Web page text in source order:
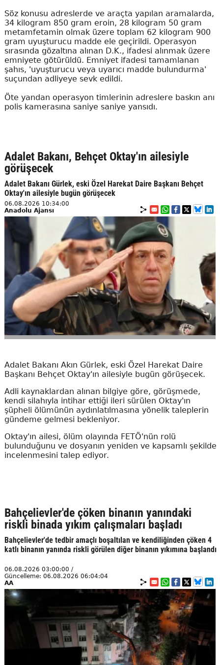
Söz konusu adreslerde ve araçta yapılan aramalarda,
34 kilogram 850 gram eroin, 28 kilogram 50 gram
metamfetamin olmak üzere toplam 62 kilogram 900
gram uyuşturucu madde ele geçirildi. Operasyon
sırasında gözaltına alınan D.K., ifadesi alınmak üzere
emniyete götürüldü. Emniyet ifadesi tamamlanan
şahıs, 'uyuşturucu veya uyarıcı madde bulundurma'
suçundan adliyeye sevk edildi.
Öte yandan operasyon timlerinin adreslere baskın anı
polis kamerasına saniye saniye yansıdı.
Adalet Bakanı, Behçet Oktay'ın ailesiyle
görüşecek
Adalet Bakanı Gürlek, eski Özel Harekat Daire Başkanı Behçet
Oktay'ın ailesiyle bugün görüşecek
06.08.2026 10:34:00
Anadolu Ajansı
Adalet Bakanı Akın Gürlek, eski Özel Harekat Daire
Başkanı Behçet Oktay'ın ailesiyle bugün görüşecek.
Adli kaynaklardan alınan bilgiye göre, görüşmede,
kendi silahıyla intihar ettiği ileri sürülen Oktay'ın
şüpheli ölümünün aydınlatılmasına yönelik taleplerin
gündeme gelmesi bekleniyor.
Oktay'ın ailesi, ölüm olayında FETÖ'nün rolü
bulunduğunu ve dosyanın yeniden ve kapsamlı şekilde
incelenmesini talep ediyor.
Bahçelievler'de çöken binanın yanındaki
riskli binada yıkım çalışmaları başladı
Bahçelievler'de tedbir amaçlı boşaltılan ve kendiliğinden çöken 4
katlı binanın yanında riskli görülen diğer binanın yıkımına başlandı
06.08.2026 03:00:00 /
Güncelleme: 06.08.2026 06:04:04
AA